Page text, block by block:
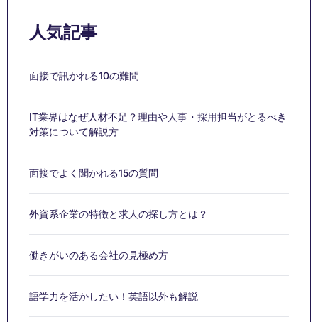
人気記事
面接で訊かれる10の難問
IT業界はなぜ人材不足？理由や人事・採用担当がとるべき
対策について解説方
面接でよく聞かれる15の質問
外資系企業の特徴と求人の探し方とは？
働きがいのある会社の見極め方
語学力を活かしたい！英語以外も解説